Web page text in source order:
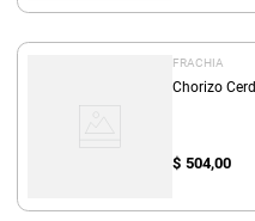
FRACHIA
Chorizo
$ 504,00